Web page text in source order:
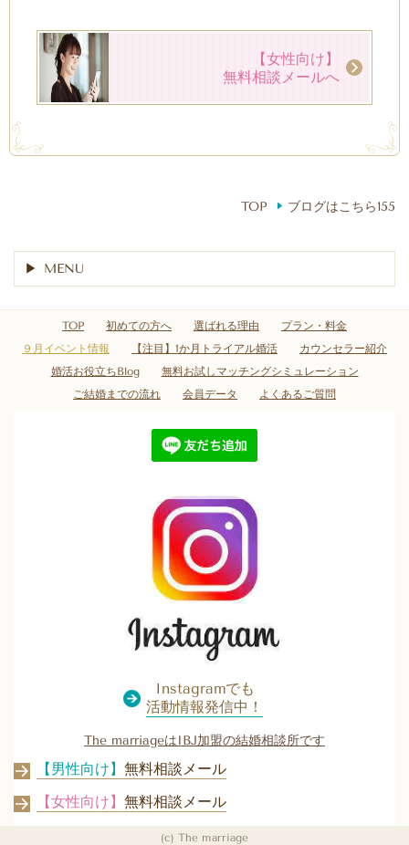
【女性向け】
無料相談メールへ
TOP ブログはこちら155
MENU
TOP 初めての方へ 選ばれる理由
プラン・料金
９月イベント情報
【注目】1か月トライアル婚活
カウンセラー紹介
婚活お役立ちBlog
無料お試しマッチングシミュレーション
ご結婚までの流れ
会員データ よくあるご質問
Instagramでも
活動情報発信中！
The marriageはIBJ加盟の結婚相談所です
【男性向け】 無料相談メール
【女性向け】 無料相談メール
(c) The marriage